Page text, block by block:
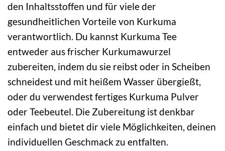
den Inhaltsstoffen und für viele der
gesundheitlichen Vorteile von Kurkuma
verantwortlich. Du kannst Kurkuma Tee
entweder aus frischer Kurkumawurzel
zubereiten, indem du sie reibst oder in Scheiben
schneidest und mit heißem Wasser übergießt,
oder du verwendest fertiges Kurkuma Pulver
oder Teebeutel. Die Zubereitung ist denkbar
einfach und bietet dir viele Möglichkeiten, deinen
individuellen Geschmack zu entfalten.